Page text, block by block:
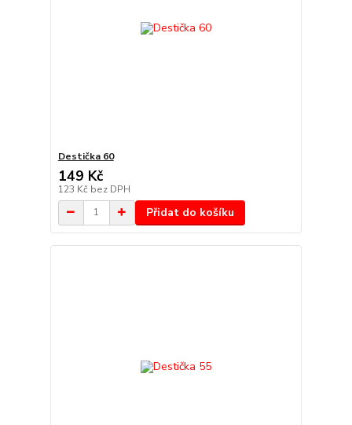
Destička 60
149 Kč
123 Kč bez DPH
Přidat do košíku